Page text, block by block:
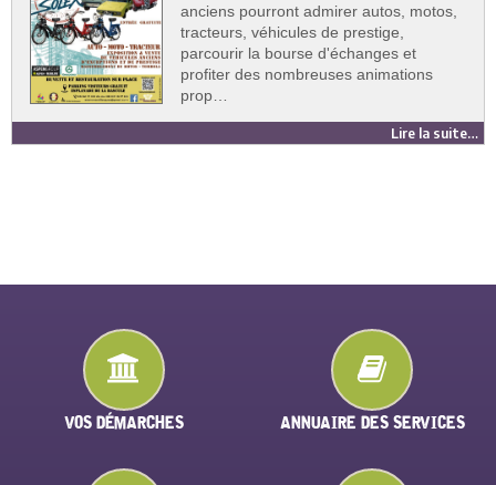
anciens pourront admirer autos, motos,
tracteurs, véhicules de prestige,
parcourir la bourse d'échanges et
profiter des nombreuses animations
prop…
Lire la suite…
VOS DÉMARCHES ANNUAIRE DES SERVICES